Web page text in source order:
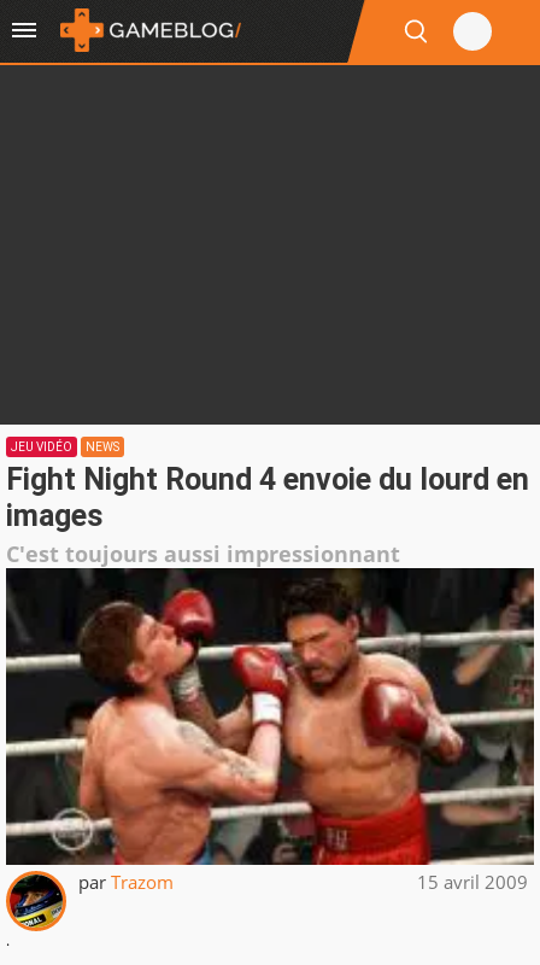
JEU VIDÉO NEWS
Fight Night Round 4 envoie du lourd en
images
C'est toujours aussi impressionnant
par Trazom 15 avril 2009
.